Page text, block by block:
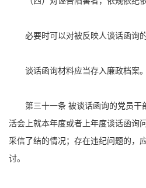
必要时可以对被反映人谈话函询
谈话函询材料应当存入廉政档案。
第三十一条 被谈话函询的党员干
活会上就本年度或者上年度谈话函询
采信了结的情况；存在违纪问题的，
讨。